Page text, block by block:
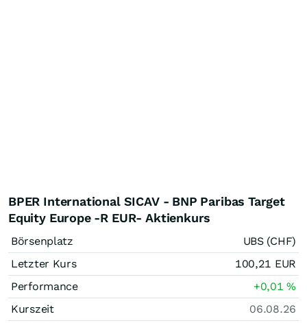
BPER International SICAV - BNP Paribas Target
Equity Europe -R EUR- Aktienkurs
Börsenplatz
UBS (CHF)
Letzter Kurs
100,21 EUR
Performance
+0,01%
Kurszeit
06.08.26